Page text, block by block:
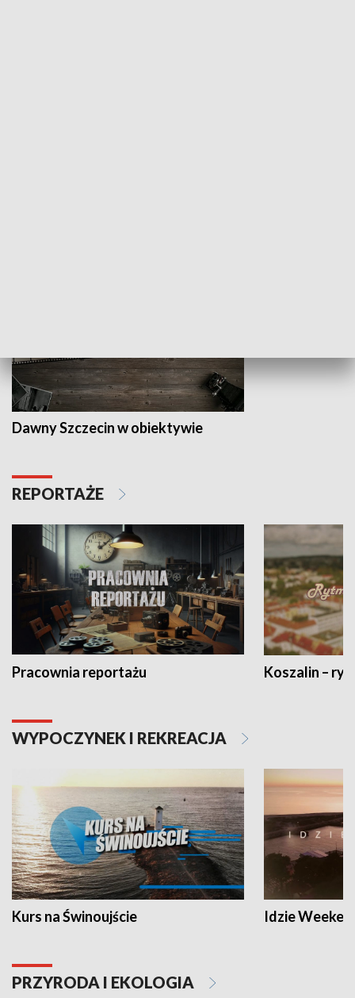
Dawny Szczecin w obiektywie
REPORTAŻE
Pracownia reportażu Koszalin –
WYPOCZYNEK I REKREACJA
Kurs na Świnoujście Idzie
PRZYRODA I EKOLOGIA